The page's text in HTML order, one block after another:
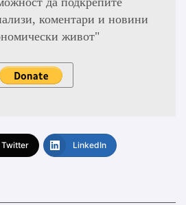
коментари и новини
живот"
Twitter LinkedIn